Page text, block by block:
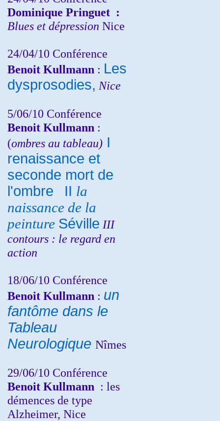
Dominique Pringuet :
Blues et dépression Nice
24/04/10 Conférence
Benoit Kullmann : Les
dysprosodies, Nice
5/06/10 Conférence
Benoit Kullmann :
(ombres au tableau) I
renaissance et
seconde mort de
l'ombre
II la
naissance de la
peinture Séville III
contours : le regard en
action
18/06/10 Conférence
Benoit Kullmann : un
fantôme dans le
Tableau
Neurologique Nîmes
29/06/10 Conférence
Benoit Kullmann : les
démences de type
Alzheimer, Nice